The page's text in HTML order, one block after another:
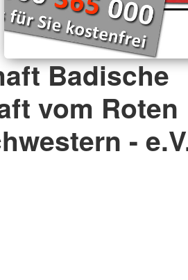
Badische
vom Roten
-